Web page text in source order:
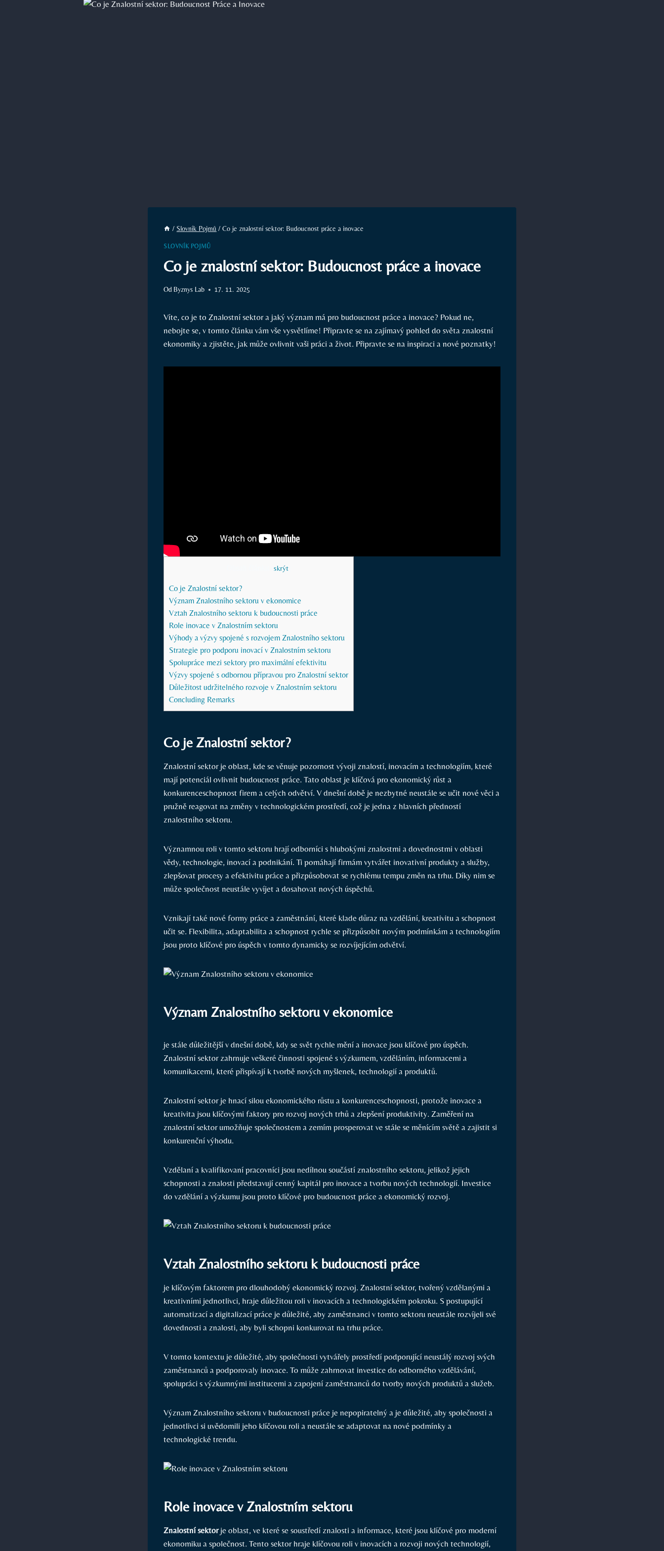
/ Slovník Pojmů / Co je znalostní sektor: Budoucnost práce a inovace
SLOVNÍK POJMŮ
Co je znalostní sektor: Budoucnost práce a inovace
Od Byznys Lab 17. 11. 2025
Víte, co je to Znalostní sektor a jaký význam má pro budoucnost práce a inovace? Pokud ne,
nebojte se, v tomto článku vám vše vysvětlíme! Připravte se na zajímavý pohled do světa znalostní
ekonomiky a zjistěte, jak může ovlivnit vaši práci a život. Připravte se na inspiraci a nové poznatky!
skrýt
Co je Znalostní sektor?
Význam Znalostního sektoru v ekonomice
Vztah Znalostního sektoru k budoucnosti práce
Role inovace v Znalostním sektoru
Výhody a výzvy spojené s rozvojem Znalostního sektoru
Strategie pro podporu inovací v Znalostním sektoru
Spolupráce mezi sektory pro maximální efektivitu
Výzvy spojené s odbornou přípravou pro Znalostní sektor
Důležitost udržitelného rozvoje v Znalostním sektoru
Concluding Remarks
Co je Znalostní sektor?
Znalostní sektor je oblast, kde se věnuje pozornost vývoji znalostí, inovacím a technologiím, které
mají potenciál ovlivnit budoucnost práce. Tato oblast je klíčová pro ekonomický růst a
konkurenceschopnost firem a celých odvětví. V dnešní době je nezbytné neustále se učit nové věci a
pružně reagovat na změny v technologickém prostředí, což je jedna z hlavních předností
znalostního sektoru.
Významnou roli v tomto sektoru hrají odborníci s hlubokými znalostmi a dovednostmi v oblasti
vědy, technologie, inovací a podnikání. Ti pomáhají firmám vytvářet inovativní produkty a služby,
zlepšovat procesy a efektivitu práce a přizpůsobovat se rychlému tempu změn na trhu. Díky nim se
může společnost neustále vyvíjet a dosahovat nových úspěchů.
Vznikají také nové formy práce a zaměstnání, které klade důraz na vzdělání, kreativitu a schopnost
učit se. Flexibilita, adaptabilita a schopnost rychle se přizpůsobit novým podmínkám a technologiím
jsou proto klíčové pro úspěch v tomto dynamicky se rozvíjejícím odvětví.
Význam Znalostního sektoru v ekonomice
je stále důležitější v dnešní době, kdy se svět rychle mění a inovace jsou klíčové pro úspěch.
Znalostní sektor zahrnuje veškeré činnosti spojené s výzkumem, vzděláním, informacemi a
komunikacemi, které přispívají k tvorbě nových myšlenek, technologií a produktů.
Znalostní sektor je hnací silou ekonomického růstu a konkurenceschopnosti, protože inovace a
kreativita jsou klíčovými faktory pro rozvoj nových trhů a zlepšení produktivity. Zaměření na
znalostní sektor umožňuje společnostem a zemím prosperovat ve stále se měnícím světě a zajistit si
konkurenční výhodu.
Vzdělaní a kvalifikovaní pracovníci jsou nedílnou součástí znalostního sektoru, jelikož jejich
schopnosti a znalosti představují cenný kapitál pro inovace a tvorbu nových technologií. Investice
do vzdělání a výzkumu jsou proto klíčové pro budoucnost práce a ekonomický rozvoj.
Vztah Znalostního sektoru k budoucnosti práce
je klíčovým faktorem pro dlouhodobý ekonomický rozvoj. Znalostní sektor, tvořený vzdělanými a
kreativními jednotlivci, hraje důležitou roli v inovacích a technologickém pokroku. S postupující
automatizací a digitalizací práce je důležité, aby zaměstnanci v tomto sektoru neustále rozvíjeli své
dovednosti a znalosti, aby byli schopni konkurovat na trhu práce.
V tomto kontextu je důležité, aby společnosti vytvářely prostředí podporující neustálý rozvoj svých
zaměstnanců a podporovaly inovace. To může zahrnovat investice do odborného vzdělávání,
spolupráci s výzkumnými institucemi a zapojení zaměstnanců do tvorby nových produktů a služeb.
Význam Znalostního sektoru v budoucnosti práce je nepopiratelný a je důležité, aby společnosti a
jednotlivci si uvědomili jeho klíčovou roli a neustále se adaptovat na nové podmínky a
technologické trendu.
Role inovace v Znalostním sektoru
Znalostní sektorje oblast, ve které se soustředí znalosti a informace, které jsou klíčové pro moderní
ekonomiku a společnost. Tento sektor hraje klíčovou roli v inovacích a rozvoji nových technologií,